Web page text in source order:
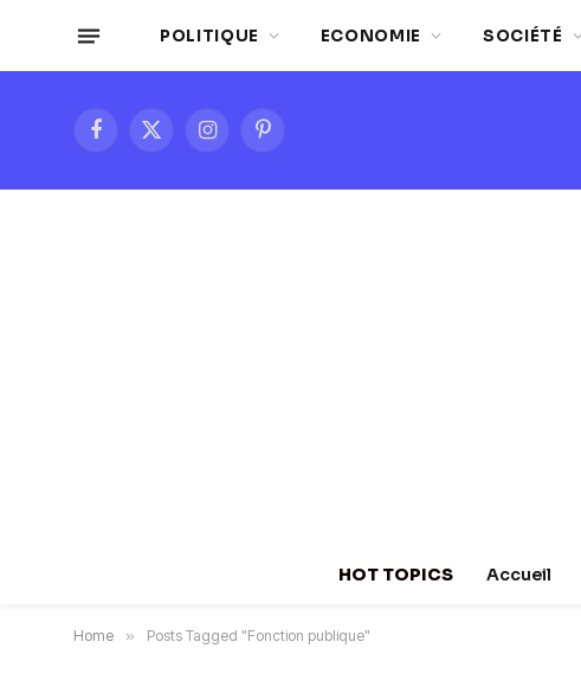
POLITIQUE ECONOMIE SOCIÉTÉ
Facebook
X
InstagramPinterest
HOT TOPICS Accueil
Home » Posts Tagged "Fonction publique"